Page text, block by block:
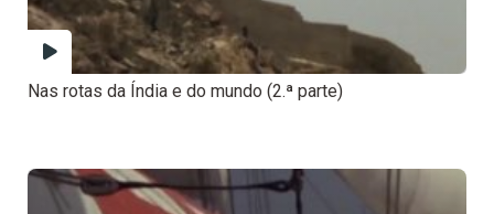
Nas rotas da Índia e do mundo (2.ª parte)